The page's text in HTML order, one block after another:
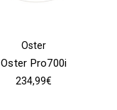
Oster
Oster Pro700i
234,99€